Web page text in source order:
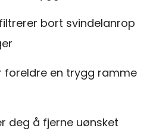
filtrerer bort svindelanrop
foreldre en trygg ramme
deg å fjerne uønsket